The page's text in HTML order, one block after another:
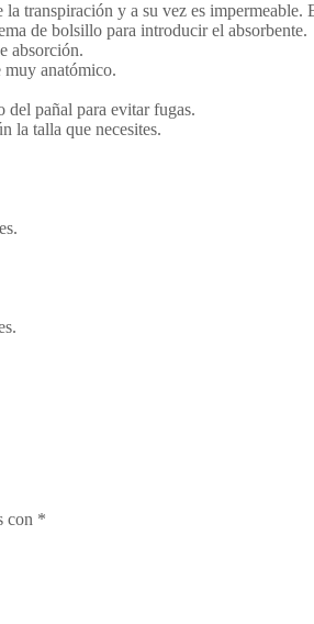
y a su vez es
de bolsillo para introducir el absorbente.
absorción.
muy anatómico.
del pañal para evitar fugas.
la talla que necesites.
con *